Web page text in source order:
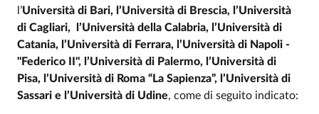
l’Università di Bari, l’Università di Brescia, l’Università
di Cagliari,
l’Università della Calabria, l’Università di
Catania, l’Università di Ferrara, l’Università di Napoli -
"Federico II", l’Università di Palermo, l’Università di
Pisa, l’Università di Roma “La Sapienza”, l’Università di
Sassari e l’Università di Udine, come di seguito indicato: